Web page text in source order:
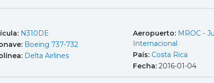
N310DE
Boeing 737-732
Delta Airlines
Aeropuerto: MROC -
Internacional
País: Costa Rica
Fecha: 2016-01-04